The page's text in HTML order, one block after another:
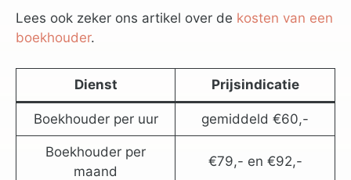
Lees ook zeker ons artikel over de kosten van een
boekhouder.
Dienst Prijsindicatie
Boekhouder per uur gemiddeld €60,-
Boekhouder per
maand
€79,- en €92,-